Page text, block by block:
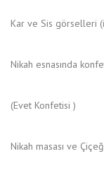
Kar ve Sis görselleri
Nikah esnasında
(Evet Konfetisi )
Nikah masası ve